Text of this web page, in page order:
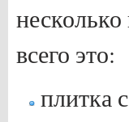
всего это:
плитка